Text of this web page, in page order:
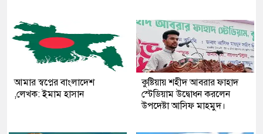
আমার স্বপ্নের বাংলাদেশ
,লেখক: ইমাম হাসান
কুষ্টিয়ায় শহীদ আবরার ফাহাদ
স্টেডিয়াম উদ্বোধন করলেন
উপদেষ্টা আসিফ মাহমুদ।